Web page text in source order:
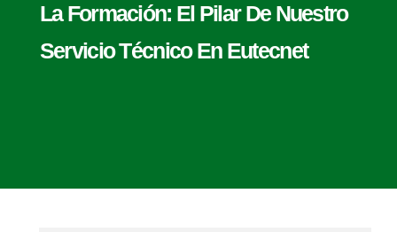
La Formación: El Pilar De Nuestro
Servicio Técnico En Eutecnet